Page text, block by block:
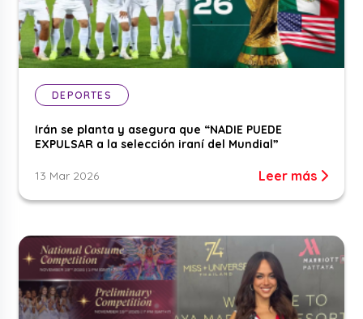
DEPORTES
Irán se planta y asegura que “NADIE PUEDE
EXPULSAR a la selección iraní del Mundial”
13 Mar 2026 Leer más